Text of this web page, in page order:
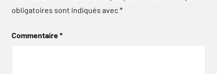
obligatoires sont indiqués avec*
Commentaire*